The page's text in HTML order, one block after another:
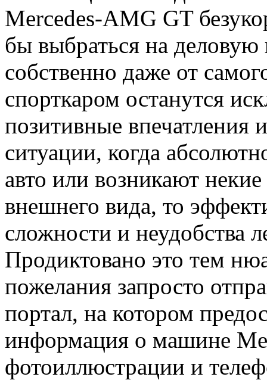
Mercedes-AMG GT
бы выбраться на
собственно даже от
спорткаром останутся
позитивные впечатления
ситуации, когда
авто или возникают
внешнего вида, то
сложности и неудобства
Продиктовано это тем
пожелания запросто
портал, на котором
информация о машине
фотоиллюстрации и